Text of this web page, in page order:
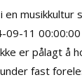
en
11
er pålagt å
fast